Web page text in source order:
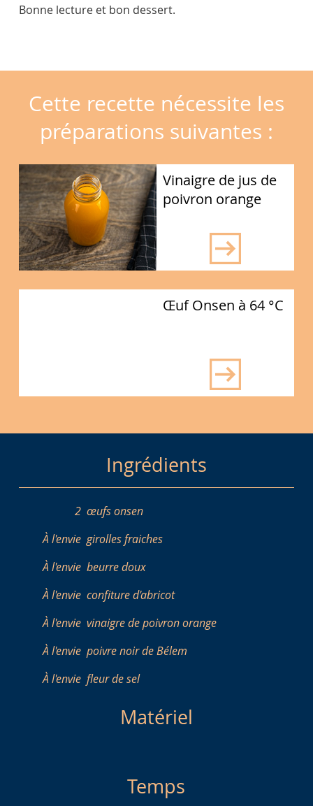
Bonne lecture et bon dessert.
Cette recette nécessite les
préparations suivantes :
Vinaigre de jus de
poivron orange
Œuf Onsen à 64 °C
Ingrédients
2 œufs onsen
À l'envie girolles fraiches
À l'envie beurre doux
À l'envie confiture d'abricot
À l'envie vinaigre de poivron orange
À l'envie poivre noir de Bélem
À l'envie fleur de sel
Matériel
Temps